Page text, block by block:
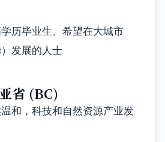
历毕业生、希望在大城市
）发展的人士
省 (BC)
和，科技和自然资源产业发